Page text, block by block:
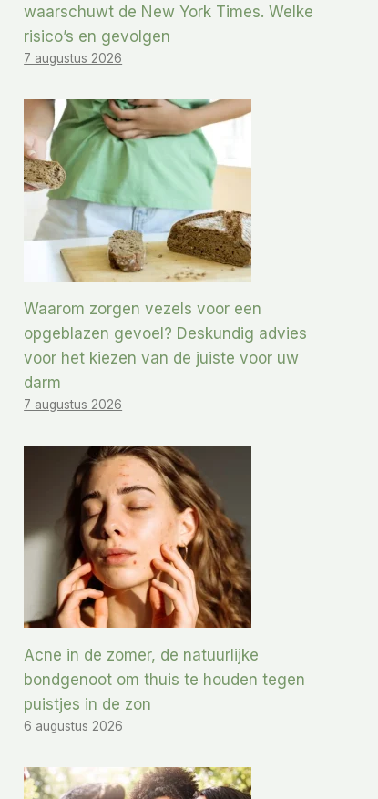
waarschuwt de New York Times. Welke
risico’s en gevolgen
7 augustus 2026
Waarom zorgen vezels voor een
opgeblazen gevoel? Deskundig advies
voor het kiezen van de juiste voor uw
darm
7 augustus 2026
Acne in de zomer, de natuurlijke
bondgenoot om thuis te houden tegen
puistjes in de zon
6 augustus 2026